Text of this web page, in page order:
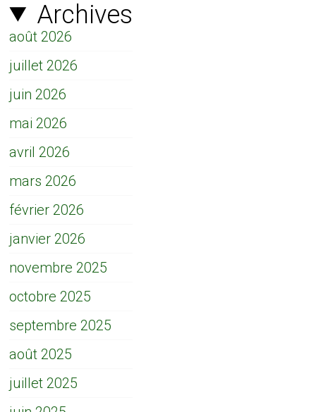
Archives
août 2026
juillet 2026
juin 2026
mai 2026
avril 2026
mars 2026
février 2026
janvier 2026
novembre 2025
octobre 2025
septembre 2025
août 2025
juillet 2025